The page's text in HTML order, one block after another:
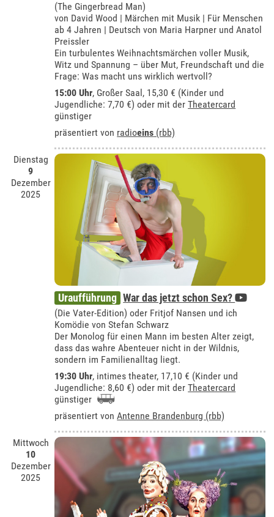
(The Gingerbread Man)
von David Wood | Märchen mit Musik | Für Menschen
ab 4 Jahren | Deutsch von Maria Harpner und Anatol
Preissler
Ein turbulentes Weihnachtsmärchen voller Musik,
Witz und Spannung – über Mut, Freundschaft und die
Frage: Was macht uns wirklich wertvoll?
15:00 Uhr, Großer Saal , 15,30 € (Kinder und
Jugendliche: 7,70 €) oder mit derTheatercard
günstiger
präsentiert von radioeins (rbb)
Dienstag
9
Dezember
2025
Uraufführung War das jetzt schon Sex?
(Die Vater-Edition) oder Fritjof Nansen und ich
Komödie von Stefan Schwarz
Der Monolog für einen Mann im besten Alter zeigt,
dass das wahre Abenteuer nicht in der Wildnis,
sondern im Familienalltag liegt.
19:30 Uhr, intimes theater, 17,10 € (Kinder und
Jugendliche: 8,60 €) oder mit derTheatercard
günstiger
präsentiert vonAntenne Brandenburg (rbb)
Mittwoch
10
Dezember
2025